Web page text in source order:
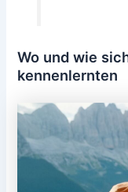
Wo und wie
kennenlernten